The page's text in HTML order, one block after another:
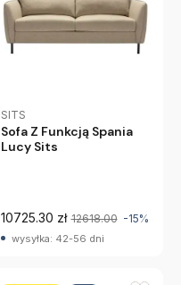
SITS
Sofa Z Funkcją Spania
Lucy Sits
10725.30 zł 12618.00 -15%
wysyłka: 42-56 dni